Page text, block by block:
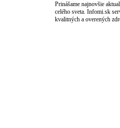
Prinášame najnovšie
celého sveta. Infomi.sk
kvalitných a overených